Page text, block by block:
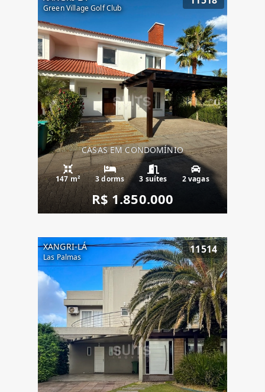
Green Village Golf Club
CASAS EM CONDOMÍNIO
147 m² 3 dorms 3 suítes 2 vagas
R$ 1.850.000
XANGRI-LÁ
Las Palmas
11514